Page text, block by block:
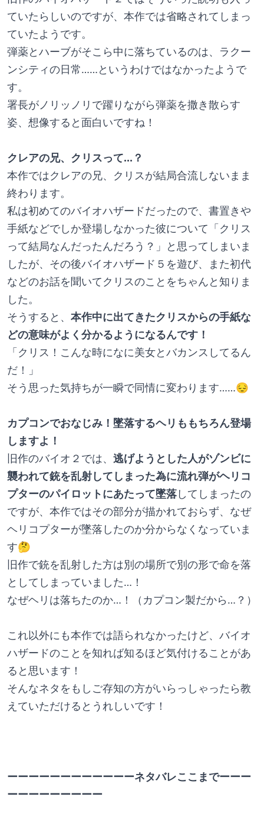
ていたらしいのですが、本作では省略されてしまっ
ていたようです。
弾薬とハーブがそこら中に落ちているのは、ラクー
ンシティの日常……というわけではなかったようで
す。
署長がノリッノリで躍りながら弾薬を撒き散らす
姿、想像すると面白いですね！
クレアの兄、クリスって…？
本作ではクレアの兄、クリスが結局合流しないまま
終わります。
私は初めてのバイオハザードだったので、書置きや
手紙などでしか登場しなかった彼について「クリス
って結局なんだったんだろう？」と思ってしまいま
したが、その後バイオハザード５を遊び、また初代
などのお話を聞いてクリスのことをちゃんと知りま
した。
そうすると、 本作中に出てきたクリスからの手紙な
どの意味がよく分かるようになるんです！
「クリス！こんな時になに美女とバカンスしてるん
だ！」
そう思った気持ちが一瞬で同情に変わります……😔
カプコンでおなじみ！墜落するヘリももちろん登場
しますよ！
旧作のバイオ２では、 逃げようとした人がゾンビに
襲われて銃を乱射してしまった為に流れ弾がヘリコ
プターのパイロットにあたって墜落してしまったの
ですが、本作ではその部分が描かれておらず、なぜ
ヘリコプターが墜落したのか分からなくなっていま
す🤔
旧作で銃を乱射した方は別の場所で別の形で命を落
としてしまっていました…！
なぜヘリは落ちたのか…！（カプコン製だから…？）
これ以外にも本作では語られなかったけど、バイオ
ハザードのことを知れば知るほど気付けることがあ
ると思います！
そんなネタをもしご存知の方がいらっしゃったら教
えていただけるとうれしいです！
ーーーーーーーーーーーーネタバレここまでーーー
ーーーーーーーーー